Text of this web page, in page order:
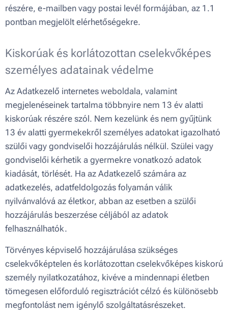
részére, e-mailben vagy postai levél formájában, az 1.1
pontban megjelölt elérhetőségekre.
Kiskorúak és korlátozottan cselekvőképes
személyes adatainak védelme
Az Adatkezelő internetes weboldala, valamint
megjelenéseinek tartalma többnyire nem 13 év alatti
kiskorúak részére szól. Nem kezelünk és nem gyűjtünk
13 év alatti gyermekekről személyes adatokat igazolható
szülői vagy gondviselői hozzájárulás nélkül. Szülei vagy
gondviselői kérhetik a gyermekre vonatkozó adatok
kiadását, törlését. Ha az Adatkezelő számára az
adatkezelés, adatfeldolgozás folyamán válik
nyilvánvalóvá az életkor, abban az esetben a szülői
hozzájárulás beszerzése céljából az adatok
felhasználhatók.
Törvényes képviselő hozzájárulása szükséges
cselekvőképtelen és korlátozottan cselekvőképes kiskorú
személy nyilatkozatához, kivéve a mindennapi életben
tömegesen előforduló regisztrációt célzó és különösebb
megfontolást nem igénylő szolgáltatásrészeket.